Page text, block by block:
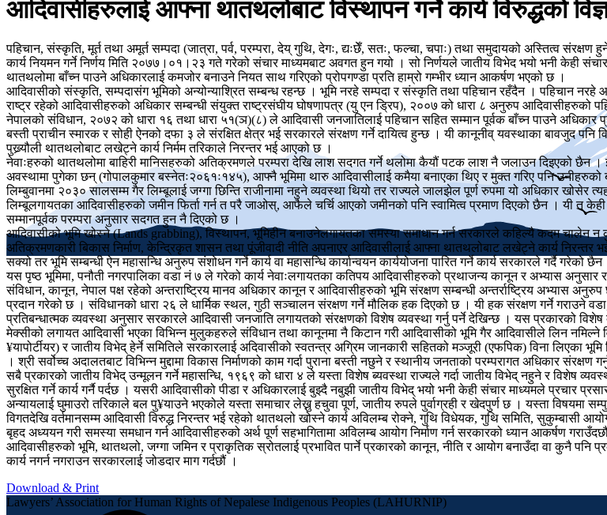
आदिवासीहरुलाई आफ्ना थातथलोबाट विस्थापन गर्ने कार्य विरुद्धको
पहिचान, संस्कृति, मूर्त तथा अमूर्त सम्पदा (जात्रा, पर्व, परम्परा, देय् गुथि, देगः, द्यःछेँ, सतः, फल्चा, चपाः) तथा समुदायको अस्तित्व संरक्षण
कार्य नियमन गर्ने निर्णय मिति २०७७।०१।२३ गते गरेको संचार माध्यमबाट अवगत हुन गयो । सो निर्णयले जातीय विभेद भयो भनी केही
थातथलोमा बाँच्न पाउने अधिकारलाई कमजोर बनाउने नियत साथ गरिएको प्रोपगण्डा प्रति हाम्रो गम्भीर ध्यान आकर्षण भएको छ ।
आदिवासीको संस्कृति, सम्पदासंग भूमिको अन्योन्याश्रित सम्बन्ध रहन्छ । भूमि नरहे सम्पदा र संस्कृति तथा पहिचान रहँदैन । पहिचान नरहे
राष्ट्र रहेको आदिवासीहरुको अधिकार सम्बन्धी संयुक्त राष्ट्रसंघीय घोषणापत्र (यु एन ड्रिप), २००७ को धारा ८ अनुरुप आदिवासीहरुको
नेपालको संविधान, २०७२ को धारा १६ तथा धारा ५१(ञ)(८) ले आदिवासी जनजातिलाई पहिचान सहित सम्मान पूर्वक बाँच्न पाउने
बस्ती प्राचीन स्मारक र सोही ऐनको दफा ३ ले संरक्षित क्षेत्र भई सरकारले संरक्षण गर्ने दायित्व हुन्छ । यी कानूनीव् यवस्थाका बावजुद पनि
पुख्र्यौली थातथलोबाट लखेट्ने कार्य निर्मम तरिकाले निरन्तर भई आएको छ ।
नेवाःहरुको थातथलोमा बाहिरी मानिसहरुको अतिक्रमणले परम्परा देखि लाश सदगत गर्ने थलोमा कैयौं पटक लाश नै जलाउन दिइएको
अवस्थामा पुगेका छन् (गोपालकुमार बस्नेतः२०६१ः१४५), आफ्नै भूमिमा थारु आदिवासीलाई कमैया बनाएका थिए र मुक्त गरिए पनि
लिम्बुवानमा २०३० सालसम्म गैर लिम्बूलाई जग्गा छिन्ति राजीनामा नहुने व्यवस्था थियो तर राज्यले जालझेल पूर्ण रुपमा यो अधिकार खोसेर
लिम्बूलगायतका आदिवासीहरुको जमीन फिर्ता गर्न त परै जाओस्, आफैले चर्चि आएको जमीनको पनि स्वामित्व प्रमाण दिएको छैन । यी त
सम्मानपूर्वक परम्परा अनुसार सदगत हुन नै दिएको छ ।
आदिवासीको भूमि खोस्ने (Lands grabbing), विस्थापन, भूमिहीन बनाउनेलगायतका समस्या समाधान गर्न सरकारले कहिल्यै कदम चालेन
अतिक्रमणकारी बिकास निर्माण, केन्द्रिकृत शासन तथा पूंजीवादी नीति अपनाएर आदिवासीलाई आफ्ना थातथलोबाट लखेट्ने कार्य निरन्तर
सक्यो तर भूमि सम्बन्धी ऐन महासन्धि अनुरुप संशोधन गर्ने कार्य वा महासन्धि कार्यान्वयन कार्ययोजना पारित गर्ने कार्य सरकारले गर्दै
यस पृष्ठ भूमिमा, पनौती नगरपालिका वडा नं ७ ले गरेको कार्य नेवाःलगायतका कतिपय आदिवासीहरुको प्रथाजन्य कानून र अभ्यास
संविधान, कानून, नेपाल पक्ष रहेको अन्तराष्ट्रिय मानव अधिकार कानून र आदिवासीहरुको भूमि संरक्षण सम्बन्धी अन्तर्राष्ट्रिय अभ्यास
प्रदान गरेको छ । संविधानको धारा २६ ले धार्मिक स्थल, गुठी सञ्चालन संरक्षण गर्ने मौलिक हक दिएको छ । यी हक संरक्षण गर्ने गराउने
प्रतिबन्धात्मक व्यवस्था अनुसार सरकारले आदिवासी जनजाति लगायतको संरक्षणको विशेष व्यवस्था गर्नु पर्ने देखिन्छ । यस प्रकारको विशेष
मेक्सीको लगायत आदिवासी भएका विभिन्न मुलुकहरुले संविधान तथा कानूनमा नै किटान गरी आदिवासीको भूमि गैर आदिवासीले लिन
¥यापोर्टीयर) र जातीय विभेद् हेर्ने समितिले सरकारलाई अदिवासीको स्वतन्त्र अग्रिम जानकारी सहितको मञ्जूरी (एफपिक) विना लिएका
। श्री सर्वोच्च अदालतबाट विभिन्न मुद्दामा विकास निर्माणको काम गर्दा पुराना बस्ती नछुने र स्थानीय जनताको परम्परागत अधिकार संरक्षण
सबै प्रकारको जातीय विभेद् उन्मूलन गर्ने महासन्धि, १९६९ को धारा ४ ले यस्ता विशेष ब्यवस्था राज्यले गर्दा जातीय विभेद् नहुने र विशेष
सुरक्षित गर्ने कार्य गर्नै पर्दछ । यसरी आदिवासीको पीडा र अधिकारलाई बुझ्दै नबुझी जातीय विभेद् भयो भनी केही संचार माध्यमले प्रचार
अन्यायलाई घुमाउरो तरिकाले बल पु¥याउने भएकोले यस्ता समाचार लेख्नु हचुवा पूर्ण, जातीय रुपले पुर्वाग्रही र खेदपुर्ण छ । यस्ता विषयमा
विगतदेखि वर्तमानसम्म आदिवासी विरुद्ध निरन्तर भई रहेको थातथलो खोस्ने कार्य अविलम्ब रोक्ने, गुथि विधेयक, गुथि समिति, सुकुम्बासी
बृहद अध्ययन गरी समस्या समधान गर्न आदिवासीहरुको अर्थ पूर्ण सहभागितामा अविलम्ब आयोग निर्माण गर्न सरकारको ध्यान आकर्षण
आदिवासीहरुको भूमि, थातथलो, जग्गा जमिन र प्राकृतिक स्रोतलाई प्रभावित पार्ने प्रकारको कानून, नीति र आयोग बनाउँदा वा कुनै पनि
कार्य नगर्न नगराउन सरकारलाई जोडदार माग गर्दछौं ।
Download & Print
Lawyers’ Association for Human Rights of Nepalese Indigenous Peoples (LAHURNIP)